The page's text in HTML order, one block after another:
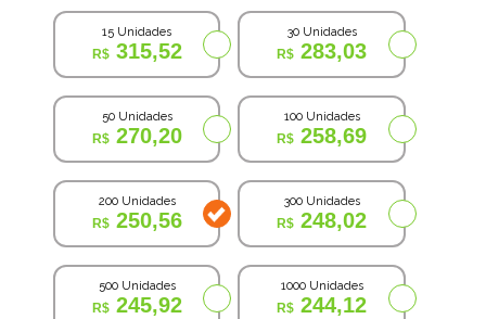
15 Unidades
315,52
30 Unidades
283,03
50 Unidades
270,20
100 Unidades
258,69
200 Unidades
250,56
300 Unidades
248,02
500 Unidades
245,92
1000 Unidades
244,12